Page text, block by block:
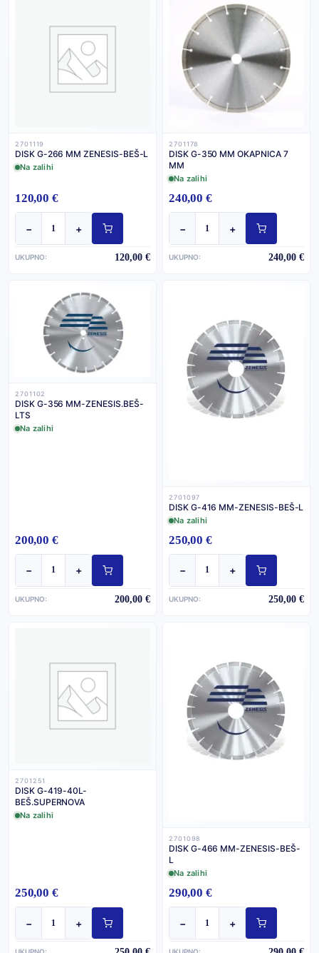
2701119
DISK G-266 MM ZENESIS-BEŠ-L
Na zalihi
120,00 €
− +
UKUPNO: 120,00 €
2701178
DISK G-350 MM OKAPNICA 7
MM
Na zalihi
240,00 €
− +
UKUPNO: 240,00 €
2701102
DISK G-356 MM-ZENESIS.BEŠ-
LTS
Na zalihi
200,00 €
− +
UKUPNO: 200,00 €
2701097
DISK G-416 MM-ZENESIS-BEŠ-L
Na zalihi
250,00 €
− +
UKUPNO: 250,00 €
2701251
DISK G-419-40L-
BEŠ.SUPERNOVA
Na zalihi
250,00 €
− +
2701098
DISK G-466 MM-ZENESIS-BEŠ-
L
Na zalihi
290,00 €
− +